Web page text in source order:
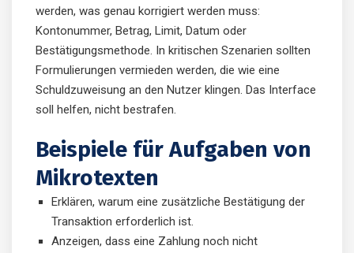
werden, was genau korrigiert werden muss:
Kontonummer, Betrag, Limit, Datum oder
Bestätigungsmethode. In kritischen Szenarien sollten
Formulierungen vermieden werden, die wie eine
Schuldzuweisung an den Nutzer klingen. Das Interface
soll helfen, nicht bestrafen.
Beispiele für Aufgaben von
Mikrotexten
Erklären, warum eine zusätzliche Bestätigung der
Transaktion erforderlich ist.
Anzeigen, dass eine Zahlung noch nicht